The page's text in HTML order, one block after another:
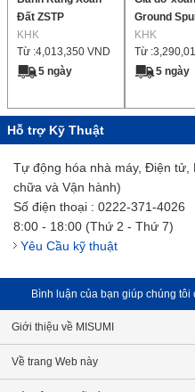
Đất ZSTP
KHK
Từ :4,013,350 VND
5 ngày
Ground
KRHG
KHK
Từ :
5 ngày
Hỗ trợ Kỹ Thuật
Tự động hóa nhà máy, Điện tử,
chữa và Vận hành)
Số điện thoại : 0222-371-4026
8:00 - 18:00 (Thứ 2 - Thứ 7)
Yêu Cầu kỹ thuật
Bình luận của bạn giúp chúng tôi
Giới thiệu về MISUMI
Về trang Web này